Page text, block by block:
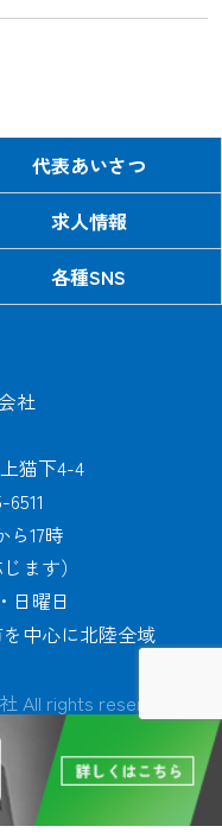
代表あいさつ
求人情報
各種SNS
社
猫下4-4
6511
ら17時
ます）
日曜日
を中心に北陸全域
All rights reserved.